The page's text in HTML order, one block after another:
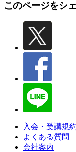
このページをシ
入会・受講規約
よくある質問
会社案内